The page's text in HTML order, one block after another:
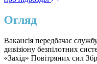
Огляд
Вакансія передбачає
дивізіону безпілотних
«Захід» Повітряних сил